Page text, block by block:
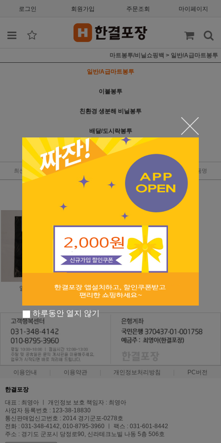
로그인 회원가입 주문조회 마이페이지
마트봉투/비닐쇼핑백 > 일반/A급마트봉투
일반/A급마트봉투
이불봉투
친환경 생분해 비닐봉투
배달/도시락봉투
비닐쇼핑백
최신순 낮은가격 상품명
일반마트봉투
A급마트봉투
3,000원
이용안내 이용약관 개인정보처리방침 PC버전
한결포장
대표 : 최영아 ㅣ 개인정보 보호 책임자 : 최영아
사업자 등록번호 : 123-38-18830
통신판매업신고번호 : 2014 경기군포-0278호
전화 : 031-348-4142, 010-8795-3960 ㅣ 팩스 : 031-601-8442
주소 : 경기도 군포시 당정로90, 신라테크노빌 나동 5층 506호
하루동안 열지 않기